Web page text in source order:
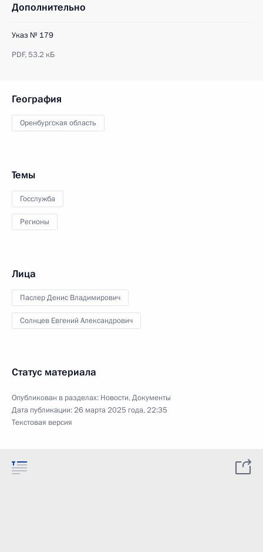
Дополнительно
Указ № 179
PDF,53.2 кБ
География
Оренбургская область
Темы
Госслужба
Регионы
Лица
Паслер Денис Владимирович
Солнцев Евгений Александрович
Статус материала
Опубликован в разделах: Новости,Документы
Дата публикации:26 марта 2025 года, 22:35
Текстовая версия